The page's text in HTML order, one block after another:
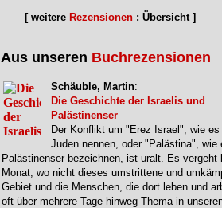
[ weitere Rezensionen : Übersicht ]
Aus unseren Buchrezensionen
Schäuble, Martin:
Die Geschichte der Israelis und
Palästinenser
Der Konflikt um "Erez Israel", wie es
Juden nennen, oder "Palästina", wie
Palästinenser bezeichnen, ist uralt. Es vergeht
Monat, wo nicht dieses umstrittene und
Gebiet und die Menschen, die dort leben und
oft über mehrere Tage hinweg Thema in